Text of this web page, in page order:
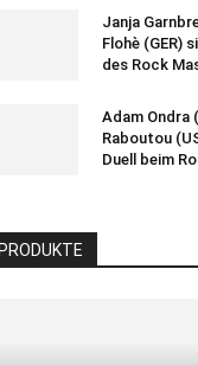
Janja
Flohè (GER)
des Rock
Adam Ondra
Raboutou
Duell beim
PRODUKTE